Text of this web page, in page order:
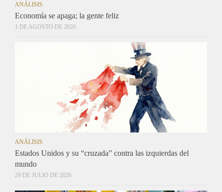
ANÁLISIS
Economía se apaga; la gente feliz
1 DE AGOSTO DE 2026
ANÁLISIS
Estados Unidos y su “cruzada” contra las izquierdas del
mundo
29 DE JULIO DE 2026